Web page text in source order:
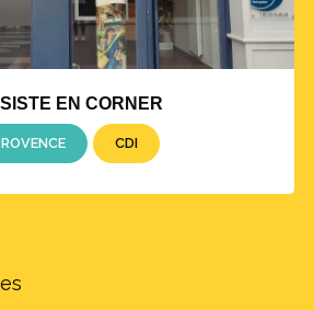
EN CORNER
CDI